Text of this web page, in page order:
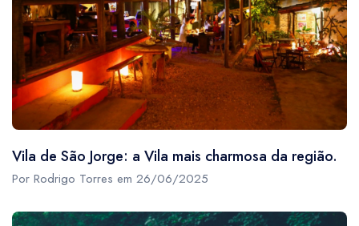
Vila de São Jorge: a Vila mais charmosa da região.
Por Rodrigo Torres em 26/06/2025